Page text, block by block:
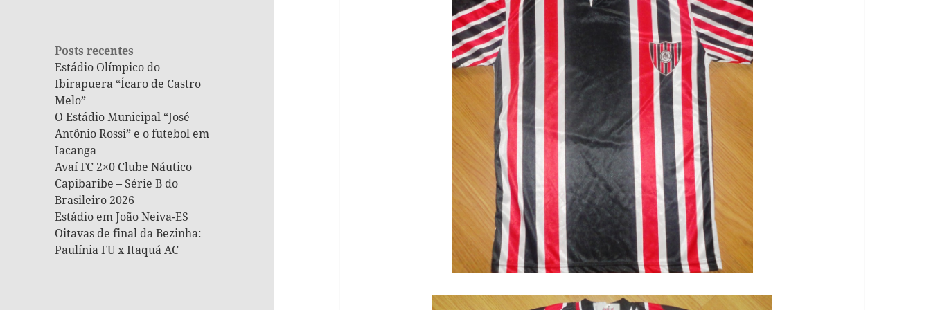
Posts recentes
Estádio Olímpico do
Ibirapuera “Ícaro de Castro
Melo”
O Estádio Municipal “José
Antônio Rossi” e o futebol em
Iacanga
Avaí FC 2×0 Clube Náutico
Capibaribe – Série B do
Brasileiro 2026
Estádio em João Neiva-ES
Oitavas de final da Bezinha:
Paulínia FU x Itaquá AC